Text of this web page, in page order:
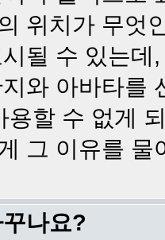
위치가 무엇
될 수 있는
와 아바타를
용할 수 없게
그 이유를 물
나요?